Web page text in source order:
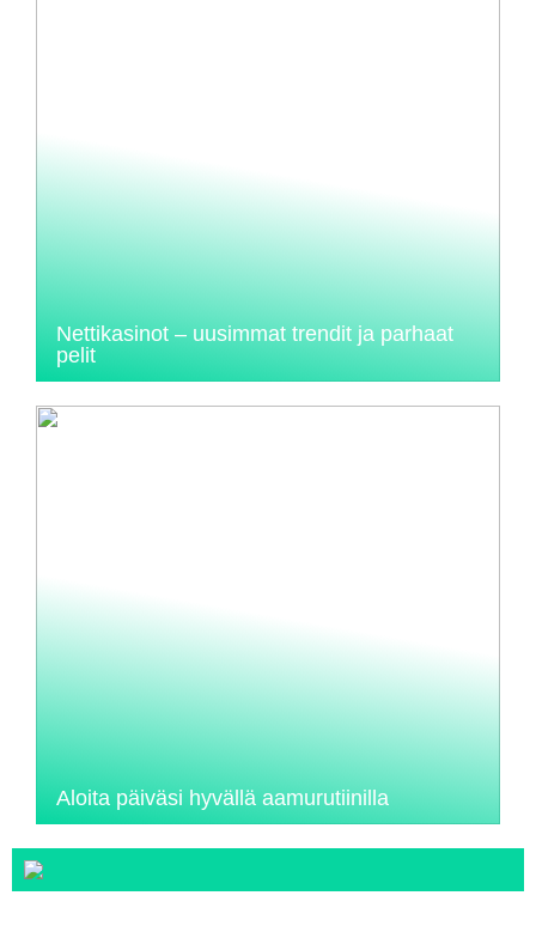
Nettikasinot – uusimmat trendit ja parhaat
pelit
Aloita päiväsi hyvällä aamurutiinilla